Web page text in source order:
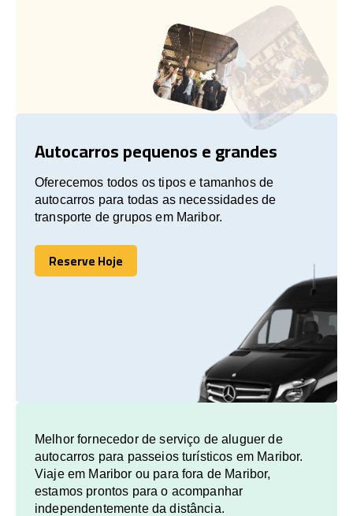
Autocarros pequenos e grandes
Oferecemos todos os tipos e tamanhos de
autocarros para todas as necessidades de
transporte de grupos em Maribor.
Reserve Hoje
Reserve Hoje
Melhor fornecedor de serviço de aluguer de
autocarros para passeios turísticos em Maribor.
Viaje em Maribor ou para fora de Maribor,
estamos prontos para o acompanhar
independentemente da distância.